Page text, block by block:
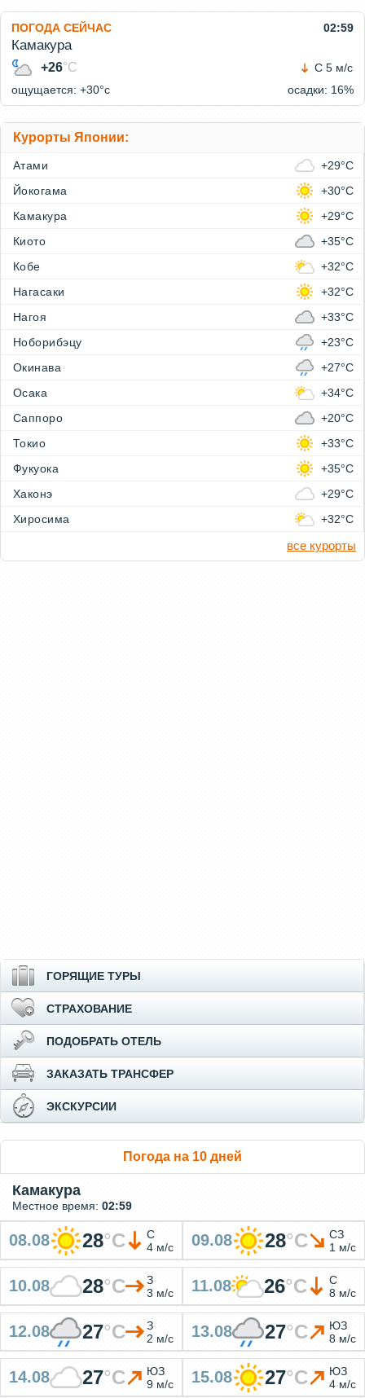
ПОГОДА СЕЙЧАС 02:59
Камакура
+26°C
С 5 м/с
ощущается: +30°c
осадки: 16%
Курорты Японии:
Атами
+29°C
Йокогама
+30°C
Камакура
+29°C
Киото
+35°C
Кобе
+32°C
Нагасаки
+32°C
Нагоя
+33°C
Ноборибэцу
+23°C
Окинава
+27°C
Осака
+34°C
Саппоро
+20°C
Токио
+33°C
Фукуока
+35°C
Хаконэ
+29°C
Хиросима
+32°C
все курорты
ГОРЯЩИЕ ТУРЫ
СТРАХОВАНИЕ
ПОДОБРАТЬ ОТЕЛЬ
ЗАКАЗАТЬ ТРАНСФЕР
ЭКСКУРСИИ
Погода на 10 дней
Камакура
Местное время: 02:59
08.08 28°C
С
4 м/с
09.08 28°C
СЗ
1 м/с
10.08 28°C
З
3 м/с
11.08 26°C
С
8 м/с
12.08 27°C
З
2 м/с
13.08 27°C
ЮЗ
8 м/с
14.08 27°C
ЮЗ
9 м/с
15.08 27°C
ЮЗ
4 м/с